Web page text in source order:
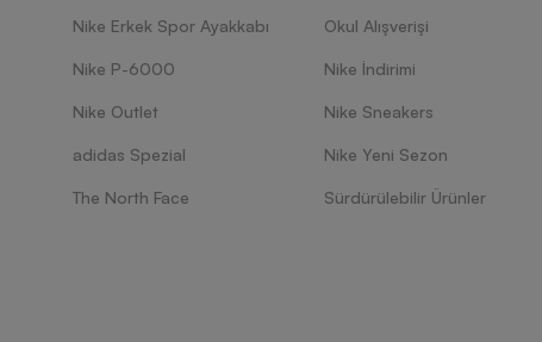
Nike Erkek Spor Ayakkabı
Nike P-6000
Nike Outlet
adidas Spezial
The North Face
Okul Alışverişi
Nike İndirimi
Nike Sneakers
Nike Yeni Sezon
Sürdürülebilir Ürünler